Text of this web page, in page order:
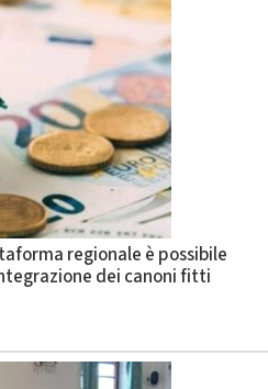
regionale è possibile
dei canoni fitti